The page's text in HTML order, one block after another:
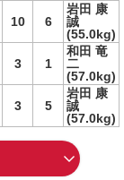
10 6
岩田 康
誠
(55.0kg)
3 1
和田 竜
二
(57.0kg)
3 5
岩田 康
誠
(57.0kg)